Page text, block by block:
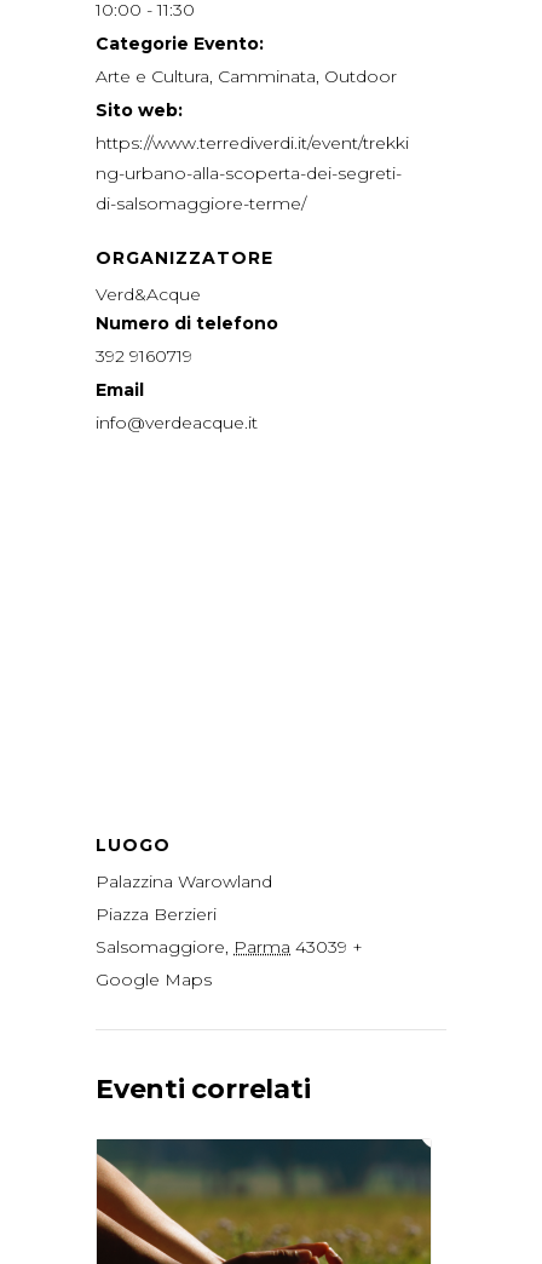
10:00 - 11:30
Categorie Evento:
Arte e Cultura, Camminata, Outdoor
Sito web:
https://www.terrediverdi.it/event/trekki
ng-urbano-alla-scoperta-dei-segreti-
di-salsomaggiore-terme/
ORGANIZZATORE
Verd&Acque
Numero di telefono
392 9160719
Email
info@verdeacque.it
LUOGO
Palazzina Warowland
Piazza Berzieri
Salsomaggiore, Parma 43039 +
Google Maps
Eventi correlati